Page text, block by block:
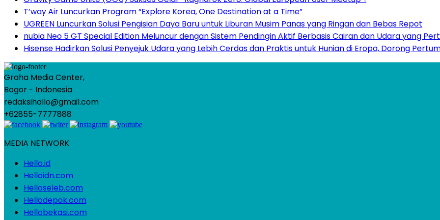
T’way Air Luncurkan Program “Explore Korea, One Destination at a Time”
UGREEN Luncurkan Solusi Pengisian Daya Baru untuk Liburan Musim Panas yang Ringan dan Bebas Repot
nubia Neo 5 GT Special Edition Meluncur dengan Sistem Pendingin Aktif Berbasis Cairan dan Udara yang
Hisense Hadirkan Solusi Penyejuk Udara yang Lebih Cerdas dan Praktis untuk Hunian di Eropa, Dorong
Graha Media Center,
Bogor - Indonesia
redaksihallo@gmail.com
+62855-7777888
MEDIA NETWORK
Hello.id
Helloidn.com
Helloseleb.com
Hellodepok.com
Hellobekasi.com